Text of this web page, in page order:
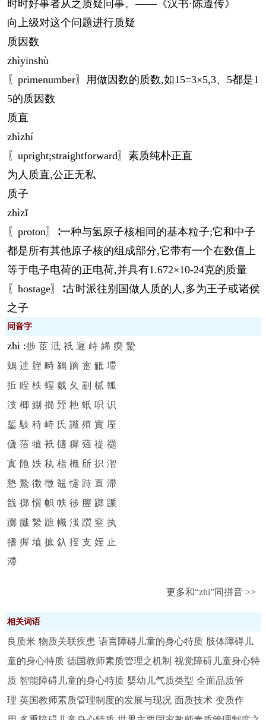
时时好事者从之质疑问事。——《汉书·陈遵传》
向上级对这个问题进行质疑
质因数
zhìyīnshù
〖primenumber〗用做因数的质数,如15=3×5,3、5都是1
5的质因数
质直
zhìzhí
〖upright;straightforward〗素质纯朴正直
为人质直,公正无私
质子
zhìzǐ
〖proton〗∶一种与氢原子核相同的基本粒子;它和中子
都是所有其他原子核的组成部分,它带有一个在数值上
等于电子电荷的正电荷,并具有1.672×10-24克的质量
〖hostage〗∶古时派往别国做人质的人,多为王子或诸侯
之子
同音字
zhi :捗 茝 泜 祇 遲 歭 絺 瘈 騺
鳷 迣 胵 畤 鶨 蹢 疐 觝 墆
拞 眰 柣 螲 臷 夂 剬 樲 瓡
汥 楖 鯯 擳 臸 杝 蚔 呮 识
銴 馶 秲 峙 氏 識 殖 實 厔
傂 菭 犆 衹 擿 穉 薙 禔 禵
寘 阤 妷 秇 栺 樴 斦 抧 潪
慹 鷙 徴 徵 鼅 懥 跱 直 滞
戠 掷 懫 帜 帙 徏 膣 踯 踬
躑 膱 縶 蹠 幟 滍 躓 窒 执
搘 搱 埴 摭 釞 挃 支 姪 止
滯
更多和“zhi”同拼音 >>
相关词语
良质米 物质关联疾患 语言障碍儿童的身心特质 肢体障碍儿
童的身心特质 德国教师素质管理之机制 视觉障碍儿童身心特
质 智能障碍儿童的身心特质 婴幼儿气质类型 全面品质管
理 英国教师素质管理制度的发展与现况 面质技术 变质作